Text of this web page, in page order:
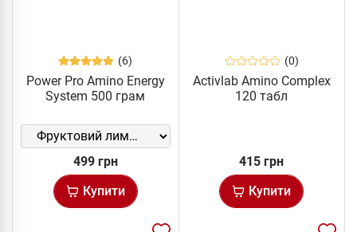
(6)
Power Pro Amino Energy
System 500 грам
499 грн
Купити
(0)
Activlab Amino Complex
120 табл
415 грн
Купити